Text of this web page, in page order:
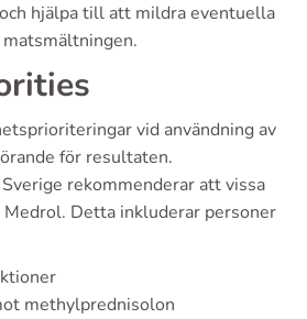
hjälpa till att mildra eventuella
vid användning av
för resultaten.
rekommenderar att vissa
Detta inkluderar personer
methylprednisolon